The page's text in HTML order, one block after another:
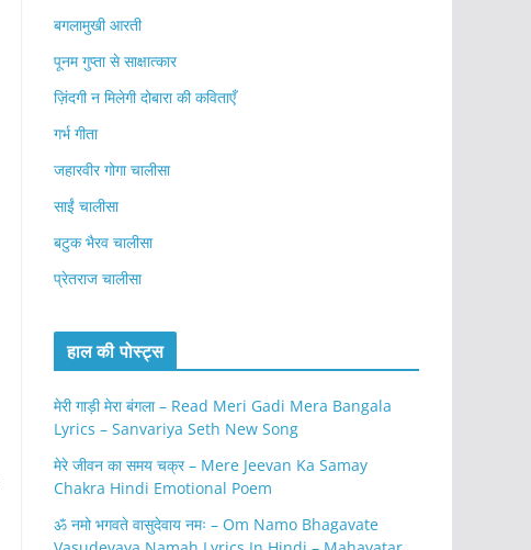
बगलामुखी आरती
पूनम गुप्ता से साक्षात्कार
ज़िंदगी न मिलेगी दोबारा की कविताएँ
गर्भ गीता
जहारवीर गोगा चालीसा
साईं चालीसा
बटुक भैरव चालीसा
प्रेतराज चालीसा
हाल की पोस्ट्स
मेरी गाड़ी मेरा बंगला – Read Meri Gadi Mera Bangala
Lyrics – Sanvariya Seth New Song
मेरे जीवन का समय चक्र – Mere Jeevan Ka Samay
Chakra Hindi Emotional Poem
ॐ नमो भगवते वासुदेवाय नमः – Om Namo Bhagavate